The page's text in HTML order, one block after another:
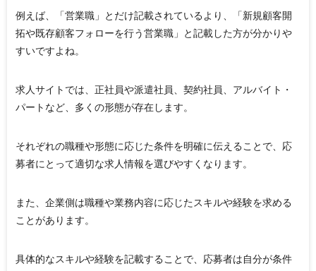
例えば、「営業職」とだけ記載されているより、「新規顧客開
拓や既存顧客フォローを行う営業職」と記載した方が分かりや
すいですよね。
求人サイトでは、正社員や派遣社員、契約社員、アルバイト・
パートなど、多くの形態が存在します。
それぞれの職種や形態に応じた条件を明確に伝えることで、応
募者にとって適切な求人情報を選びやすくなります。
また、企業側は職種や業務内容に応じたスキルや経験を求める
ことがあります。
具体的なスキルや経験を記載することで、応募者は自分が条件